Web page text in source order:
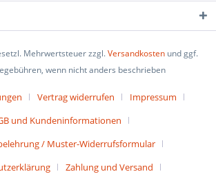
Mehrwertsteuer zzgl.Versandkosten und ggf.
wenn nicht anders beschrieben
Vertrag widerrufen
Impressum
und Kundeninformationen
/ Muster-Widerrufsformular
Zahlung und Versand